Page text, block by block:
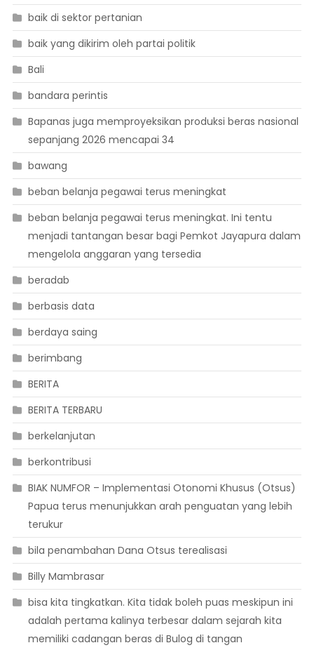
baik di sektor pertanian
baik yang dikirim oleh partai politik
Bali
bandara perintis
Bapanas juga memproyeksikan produksi beras nasional
sepanjang 2026 mencapai 34
bawang
beban belanja pegawai terus meningkat
beban belanja pegawai terus meningkat. Ini tentu
menjadi tantangan besar bagi Pemkot Jayapura dalam
mengelola anggaran yang tersedia
beradab
berbasis data
berdaya saing
berimbang
BERITA
BERITA TERBARU
berkelanjutan
berkontribusi
BIAK NUMFOR – Implementasi Otonomi Khusus (Otsus)
Papua terus menunjukkan arah penguatan yang lebih
terukur
bila penambahan Dana Otsus terealisasi
Billy Mambrasar
bisa kita tingkatkan. Kita tidak boleh puas meskipun ini
adalah pertama kalinya terbesar dalam sejarah kita
memiliki cadangan beras di Bulog di tangan